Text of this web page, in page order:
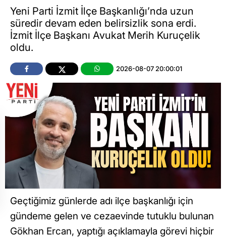
Yeni Parti İzmit İlçe Başkanlığı’nda uzun
süredir devam eden belirsizlik sona erdi.
İzmit İlçe Başkanı Avukat Merih Kuruçelik
oldu.
2026-08-07 20:00:01
Geçtiğimiz günlerde adı ilçe başkanlığı için
gündeme gelen ve cezaevinde tutuklu bulunan
Gökhan Ercan, yaptığı açıklamayla görevi hiçbir